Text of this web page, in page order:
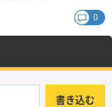
0
書き込む